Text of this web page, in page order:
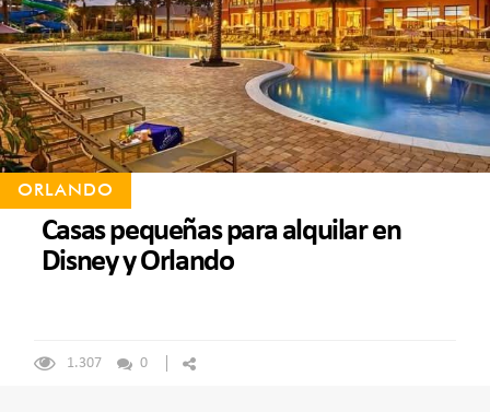
ORLANDO
Casas pequeñas para alquilar en
Disney y Orlando
1.307 0